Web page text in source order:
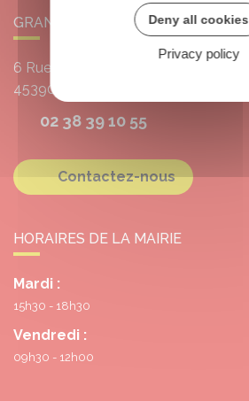
GRANGERMONT
6 Rue de l'École
45390
02 38 39 10 55
Contactez-nous
HORAIRES DE LA MAIRIE
Mardi :
15h30 - 18h30
Vendredi :
09h30 - 12h00
Deny all cookies
Privacy policy